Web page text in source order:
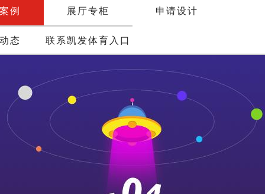
例 展厅专柜 申请设计
态 联系凯发体育入口